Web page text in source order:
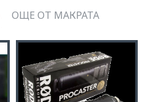
ОЩЕ ОТ МАКРАТА